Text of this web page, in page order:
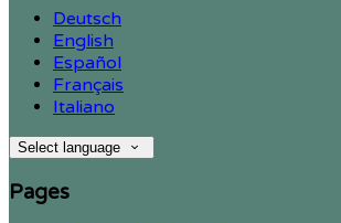
Deutsch
English
Español
Français
Italiano
Select language
Pages